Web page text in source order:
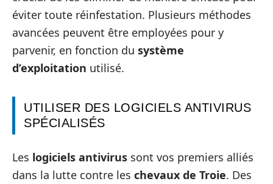
éviter toute réinfestation. Plusieurs méthodes
avancées peuvent être employées pour y
parvenir, en fonction du système
d’exploitation utilisé.
UTILISER DES LOGICIELS ANTIVIRUS
SPÉCIALISÉS
Les logiciels antivirus sont vos premiers alliés
dans la lutte contre les chevaux de Troie. Des